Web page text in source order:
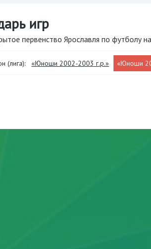
игр
первенство Ярославля по футболу
(лига): «Юноши 2002-2003 г.р.» «Юноши